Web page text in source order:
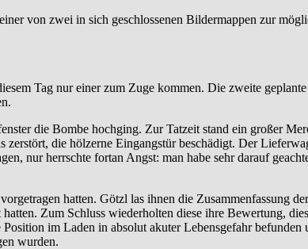
von zwei in sich geschlossenen Bildermappen zur
Tag nur einer zum Zuge kommen. Die zweite
die Bombe hochging. Zur Tatzeit stand ein großer
die hölzerne Eingangstür beschädigt. Der
nur herrschte fortan Angst: man habe sehr darauf
hatten. Götzl las ihnen die Zusammenfassung
Zum Schluss wiederholten diese ihre Bewertung,
im Laden in absolut akuter Lebensgefahr befunden
wurden.